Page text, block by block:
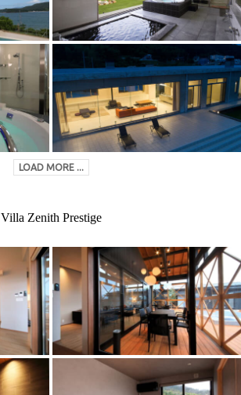
LOAD MORE ...
Villa Zenith Prestige